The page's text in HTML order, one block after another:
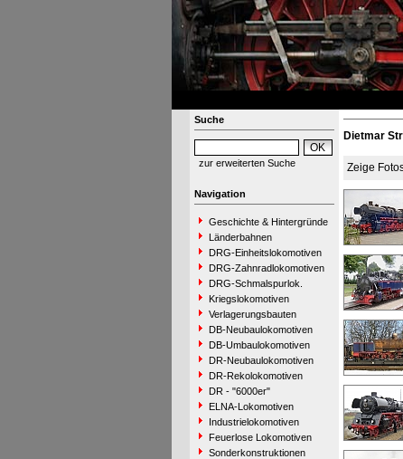
Suche
zur erweiterten Suche
Navigation
Geschichte & Hintergründe
Länderbahnen
DRG-Einheitslokomotiven
DRG-Zahnradlokomotiven
DRG-Schmalspurlok.
Kriegslokomotiven
Verlagerungsbauten
DB-Neubaulokomotiven
DB-Umbaulokomotiven
DR-Neubaulokomotiven
DR-Rekolokomotiven
DR - "6000er"
ELNA-Lokomotiven
Industrielokomotiven
Feuerlose Lokomotiven
Sonderkonstruktionen
Dietmar
Zeige